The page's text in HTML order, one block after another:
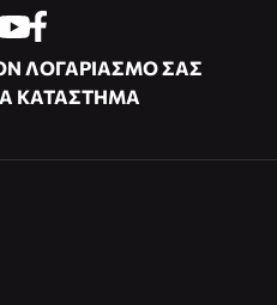
ΛΟΓΑΡΙΑΣΜΟ ΣΑΣ
ΚΑΤΑΣΤΗΜΑ